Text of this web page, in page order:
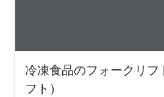
冷凍食品のフォークリフ
フト）